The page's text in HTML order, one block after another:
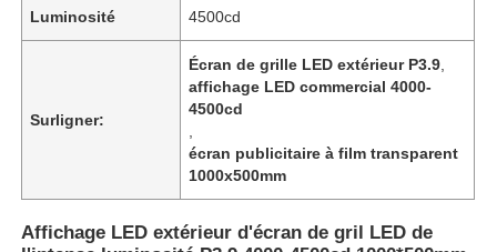
Luminosité 4500cd
Surligner:
Écran de grille LED extérieur P3.9
affichage LED commercial 4000-
4500cd
écran publicitaire à film transparent
1000x500mm
Affichage LED extérieur d'écran de gril LED de